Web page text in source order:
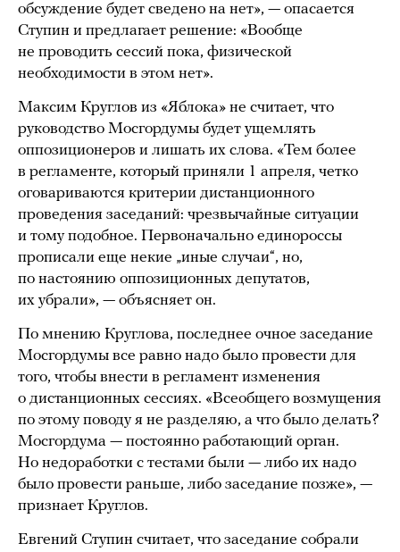
обсуждение будет сведено на нет», — опасается
Ступин и предлагает решение: «Вообще
не проводить сессий пока, физической
необходимости в этом нет».
Максим Круглов из «Яблока» не считает, что
руководство Мосгордумы будет ущемлять
оппозиционеров и лишать их слова. «Тем более
в регламенте, который приняли 1 апреля, четко
оговариваются критерии дистанционного
проведения заседаний: чрезвычайные ситуации
и тому подобное. Первоначально единороссы
прописали еще некие „иные случаи“, но,
по настоянию оппозиционных депутатов,
их убрали», — объясняет он.
По мнению Круглова, последнее очное заседание
Мосгордумы все равно надо было провести для
того, чтобы внести в регламент изменения
о дистанционных сессиях. «Всеобщего возмущения
по этому поводу я не разделяю, а что было делать?
Мосгордума — постоянно работающий орган.
Но недоработки с тестами были — либо их надо
было провести раньше, либо заседание позже», —
признает Круглов.
Евгений Ступин считает, что заседание собрали